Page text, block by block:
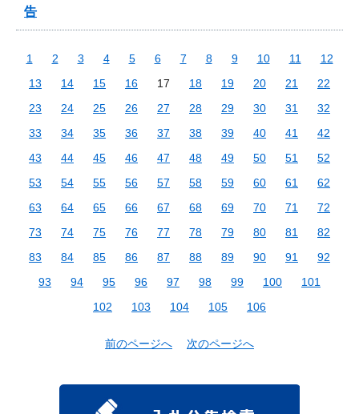
告
1 2 3 4 5 6 7 8 9 10 11
12
13
14 15 16 17 18 19 20 21
22
23
24 25 26 27 28 29 30 31
32
33
34 35 36 37 38 39 40 41
42
43
44 45 46 47 48 49 50 51
52
53
54 55 56 57 58 59 60 61
62
63
64 65 66 67 68 69 70 71
72
73
74 75 76 77 78 79 80 81
82
83
84 85 86 87 88 89 90 91
92
93
94 95 96 97 98 99 100
101
102
103 104 105 106
前のページへ 次のページへ